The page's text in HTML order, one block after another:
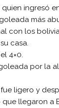
quien ingresó
más
con los
casa.
4×0.
por la
ligero y
llegaron a